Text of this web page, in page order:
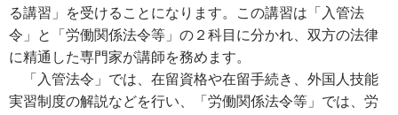
る講習」を受けることになります。この講習は「入管法
令」と「労働関係法令等」の２科目に分かれ、双方の法律
に精通した専門家が講師を務めます。
「入管法令」では、在留資格や在留手続き、外国人技能
実習制度の解説などを行い、「労働関係法令等」では、労